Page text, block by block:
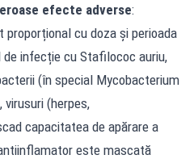
efecte adverse:
proporțional cu doza și perioada
infecție cu Stafilococ auriu,
(în special Mycobacterium
virusuri (herpes,
capacitatea de apărare a
este mascată